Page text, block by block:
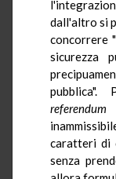
dall'altro si
concorrere
sicurezza
referendum
caratteri di
senza